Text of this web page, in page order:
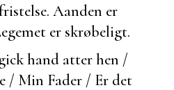
Aanden er
er skrøbeligt.
hand atter hen /
/ Min Fader / Er det